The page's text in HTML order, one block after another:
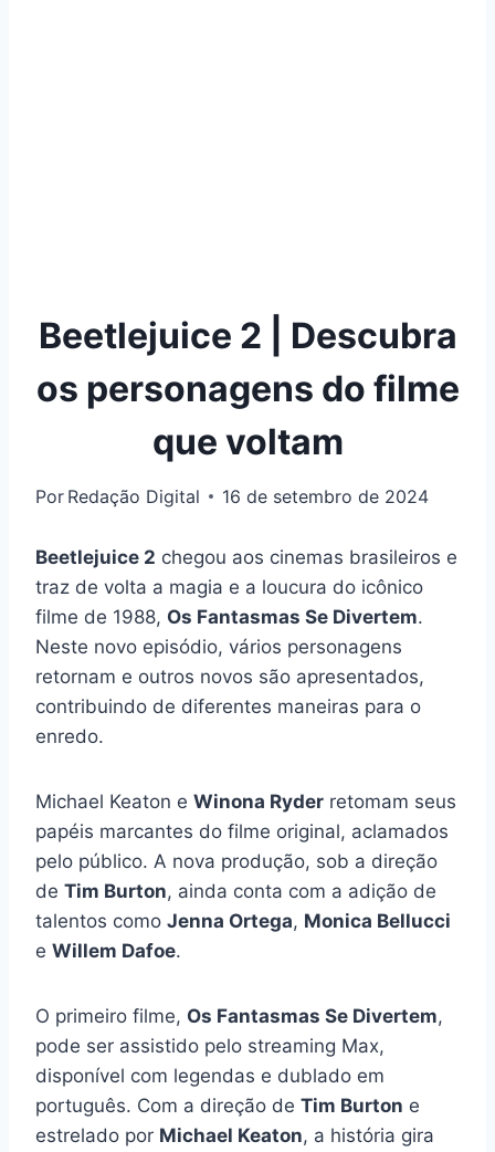
Beetlejuice 2 | Descubra
os personagens do filme
que voltam
Por Redação Digital 16 de setembro de 2024
Beetlejuice 2 chegou aos cinemas brasileiros e
traz de volta a magia e a loucura do icônico
filme de 1988, Os Fantasmas Se Divertem.
Neste novo episódio, vários personagens
retornam e outros novos são apresentados,
contribuindo de diferentes maneiras para o
enredo.
Michael Keaton e Winona Ryder retomam seus
papéis marcantes do filme original, aclamados
pelo público. A nova produção, sob a direção
de Tim Burton, ainda conta com a adição de
talentos como Jenna Ortega, Monica Bellucci
e Willem Dafoe.
O primeiro filme, Os Fantasmas Se Divertem,
pode ser assistido pelo streaming Max,
disponível com legendas e dublado em
português. Com a direção de Tim Burton e
estrelado por Michael Keaton, a história gira